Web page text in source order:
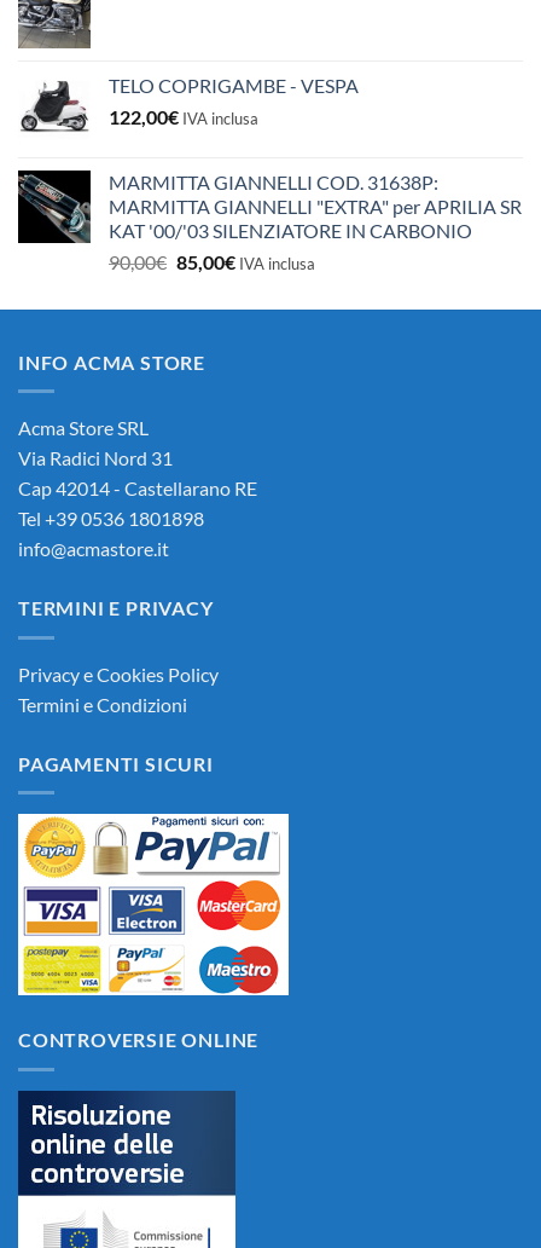
TELO COPRIGAMBE - VESPA
122,00€ IVA inclusa
MARMITTA GIANNELLI COD. 31638P:
MARMITTA GIANNELLI "EXTRA" per APRILIA SR
KAT '00/'03 SILENZIATORE IN CARBONIO
90,00€ Il
originale
90,00€.
85,00€Il
attuale
IVA inclusa
INFO ACMA STORE
Acma Store SRL
Via Radici Nord 31
Cap 42014 - Castellarano RE
Tel +39 0536 1801898
info@acmastore.it
TERMINI E PRIVACY
Privacy e Cookies Policy
Termini e Condizioni
PAGAMENTI SICURI
CONTROVERSIE ONLINE